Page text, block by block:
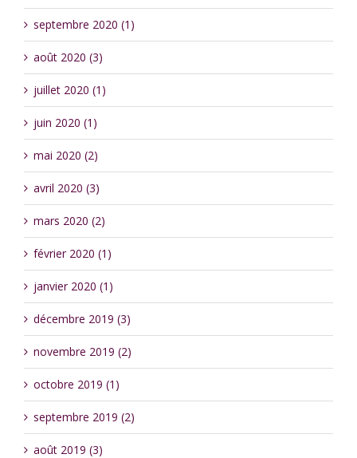
septembre 2020 (1)
août 2020 (3)
juillet 2020 (1)
juin 2020 (1)
mai 2020 (2)
avril 2020 (3)
mars 2020 (2)
février 2020 (1)
janvier 2020 (1)
décembre 2019 (3)
novembre 2019 (2)
octobre 2019 (1)
septembre 2019 (2)
août 2019 (3)